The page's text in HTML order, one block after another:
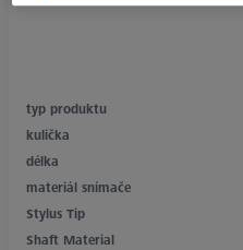
typ produktu
kulička
délka
materiál snímače
Stylus Tip
Shaft Material